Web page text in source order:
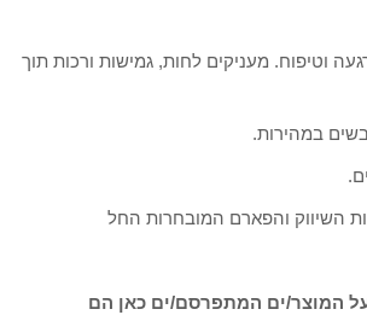
וטיפוח. מעניקים לחות, גמישות ורכות תוך
במהירות.
השיווק והפארם המובחרות החל
המוצר/ים המתפרסם/ים כאן הם